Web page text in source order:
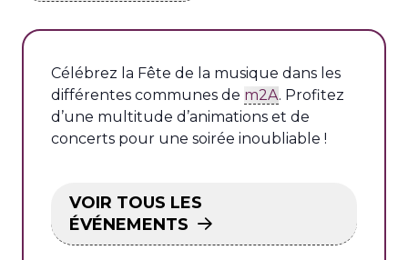
Célébrez la Fête de la musique dans les
différentes communes de m2A. Profitez
d’une multitude d’animations et de
concerts pour une soirée inoubliable !
VOIR TOUS LES
ÉVÉNEMENTS